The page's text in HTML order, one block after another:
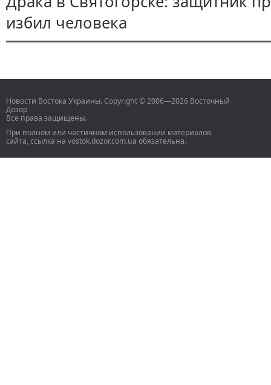
избил человека
Новости Востока Украины. Copyright © 2006—2026 Восточный
Дозор
Все права защищены.
При полном или частичном использовании материалов
сайта, ссылка на vostok.dozor.com.ua обязательна.